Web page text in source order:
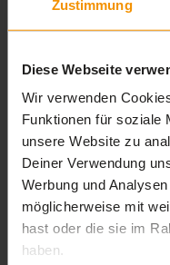
Zustimmung
Diese Webseite
Wir verwenden
Funktionen für soziale
unsere Website zu
Deiner Verwendung
Werbung und
möglicherweise mit
hast oder die sie im
haben.
extension Interaktiver
Bewertungen